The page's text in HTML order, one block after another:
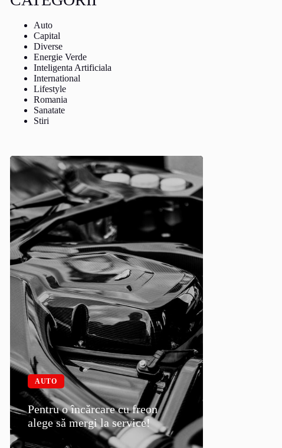
Auto
Capital
Diverse
Energie Verde
Inteligenta Artificiala
International
Lifestyle
Romania
Sanatate
Stiri
AUTO
Pentru o încărcare cu freon
alege să mergi la service!